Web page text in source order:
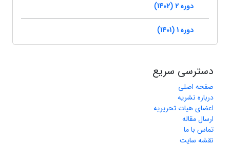
دوره 2 (1402)
دوره 1 (1401)
دسترسی سریع
صفحه اصلی
درباره نشریه
اعضای هیات تحریریه
ارسال مقاله
تماس با ما
نقشه سایت